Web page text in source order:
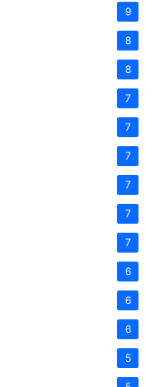
9
8
8
7
7
7
7
7
7
6
6
6
5